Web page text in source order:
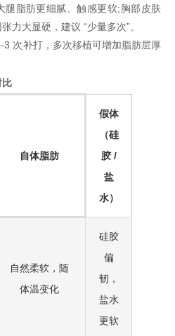
腿脂肪更细腻、触感更软;胸部皮肤
力大显硬，建议 “少量多次”。
3 次补打，多次移植可增加脂肪层厚
比
自体脂肪
假体
（硅
胶 /
盐
水）
自然柔软，随
体温变化
硅胶
偏
韧，
盐水
更软